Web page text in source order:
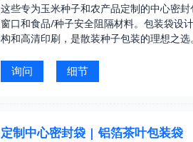
这些专为玉米种子和农产品定制的中心密
窗口和食品/种子安全阻隔材料。包装袋设
构和高清印刷，是散装种子包装的理想之选。
询问 细节
定制中心密封袋 | 铝箔茶叶包装袋